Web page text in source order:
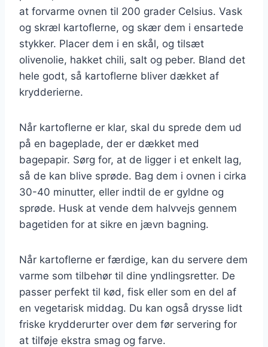
at forvarme ovnen til 200 grader Celsius. Vask
og skræl kartoflerne, og skær dem i ensartede
stykker. Placer dem i en skål, og tilsæt
olivenolie, hakket chili, salt og peber. Bland det
hele godt, så kartoflerne bliver dækket af
krydderierne.
Når kartoflerne er klar, skal du sprede dem ud
på en bageplade, der er dækket med
bagepapir. Sørg for, at de ligger i et enkelt lag,
så de kan blive sprøde. Bag dem i ovnen i cirka
30-40 minutter, eller indtil de er gyldne og
sprøde. Husk at vende dem halvvejs gennem
bagetiden for at sikre en jævn bagning.
Når kartoflerne er færdige, kan du servere dem
varme som tilbehør til dine yndlingsretter. De
passer perfekt til kød, fisk eller som en del af
en vegetarisk middag. Du kan også drysse lidt
friske krydderurter over dem før servering for
at tilføje ekstra smag og farve.